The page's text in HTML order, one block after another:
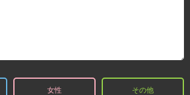
女性 その他